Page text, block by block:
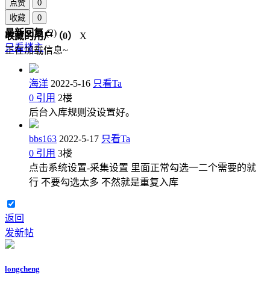
点赞
0
收藏
0
收藏的用户（0）
X
正在加载信息~
最新回复(2)
只看楼主
海洋 2022-5-16 只看Ta
0 引用 2楼
后台入库规则没设置好。
bbs163 2022-5-17 只看Ta
0 引用 3楼
点击系统设置-采集设置 里面正常勾选一二个需要的就
行 不要勾选太多 不然就是重复入库
返回
发新帖
longcheng